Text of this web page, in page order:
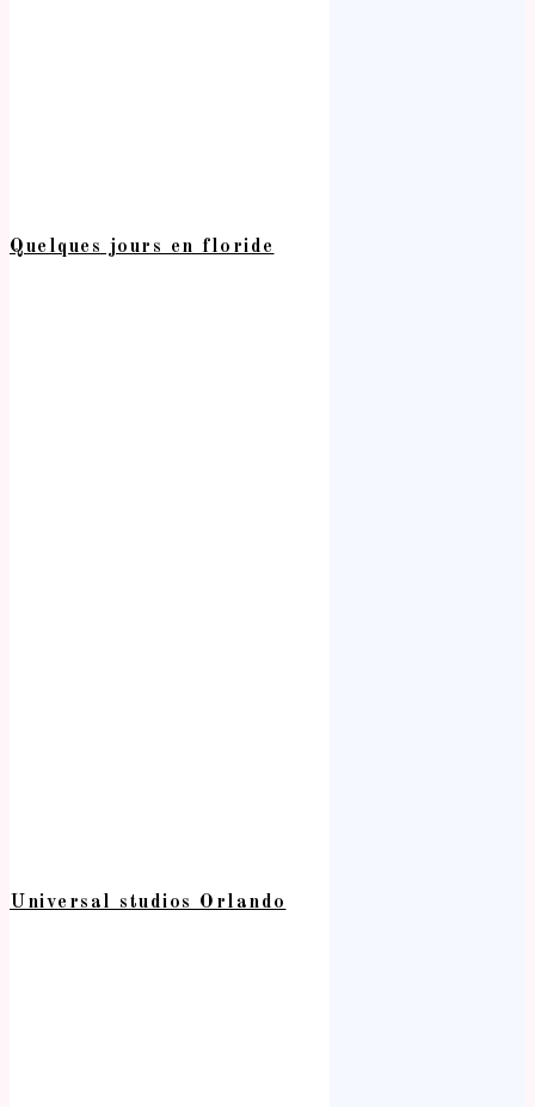
Quelques jours en floride
Universal studios Orlando